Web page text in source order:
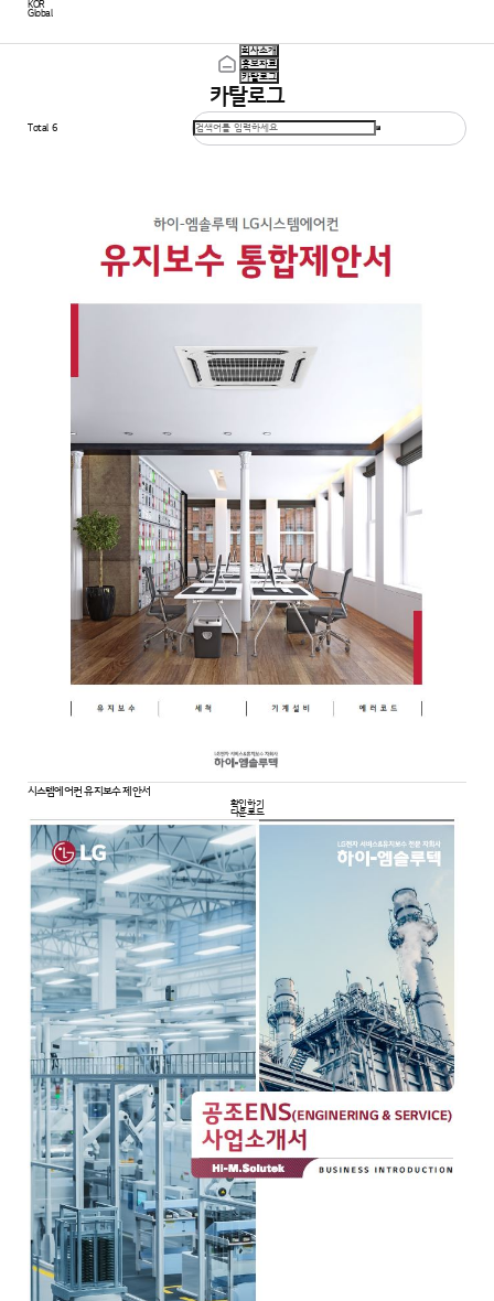
KOR
Global
회사소개
홍보자료
카탈로그
카탈로그
Total 6
시스템에어컨 유지보수 제안서
확인하기
다운로드